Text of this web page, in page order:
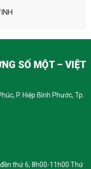
SỐ MỘT – VIỆT
P. Hiệp Bình Phước, Tp.
thứ 6; 8h00-11h00 Thứ